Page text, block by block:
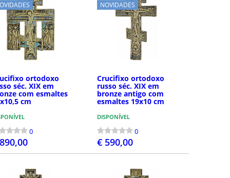
ortodoxo
séc. XIX em
com esmaltes
cm
0
NOVIDADES
Crucifixo ortodoxo
russo séc. XIX em
bronze antigo com
esmaltes 19x10 cm
DISPONÍVEL
0
€ 590,00